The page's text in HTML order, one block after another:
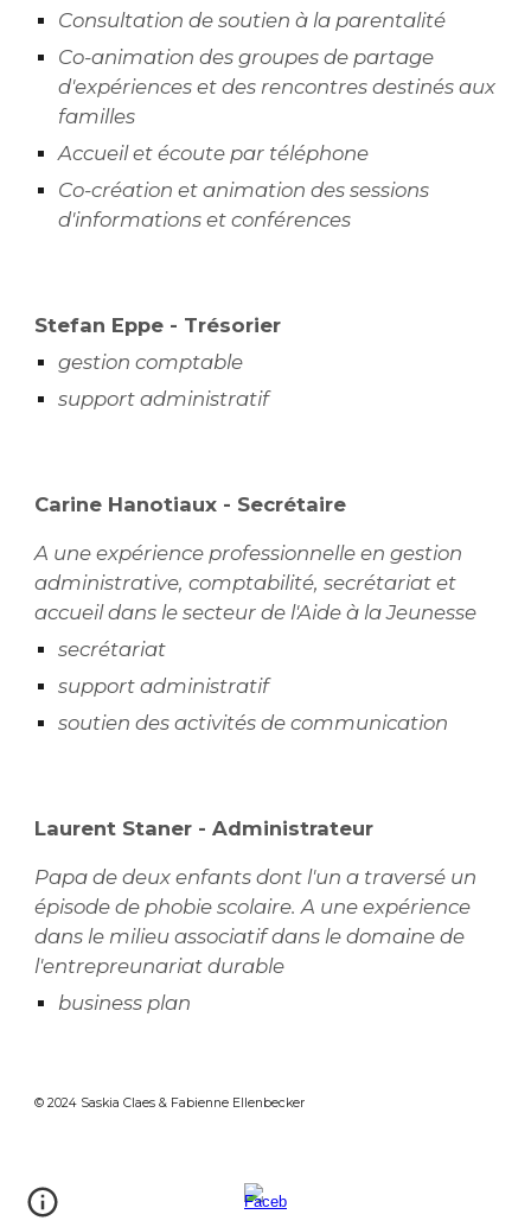
Consultation de soutien à la parentalité
Co-animation des groupes de partage
d'expériences et des rencontres destinés aux
familles
Accueil et écoute par téléphone
Co-création et animation des sessions
d'informations et conférences
Stefan Eppe - Trésorier
gestion comptable
support administratif
Carine Hanotiaux - Secrétaire
A une expérience professionnelle en gestion
administrative, comptabilité, secrétariat et
accueil dans le secteur de l'Aide à la Jeunesse
secrétariat
support administratif
soutien des activités de communication
Laurent Staner - Administrateur
Papa de deux enfants dont l'un a traversé un
épisode de phobie scolaire. A une expérience
dans le milieu associatif dans le domaine de
l'entrepreunariat durable
business plan
© 2024 Saskia Claes & Fabienne Ellenbecker